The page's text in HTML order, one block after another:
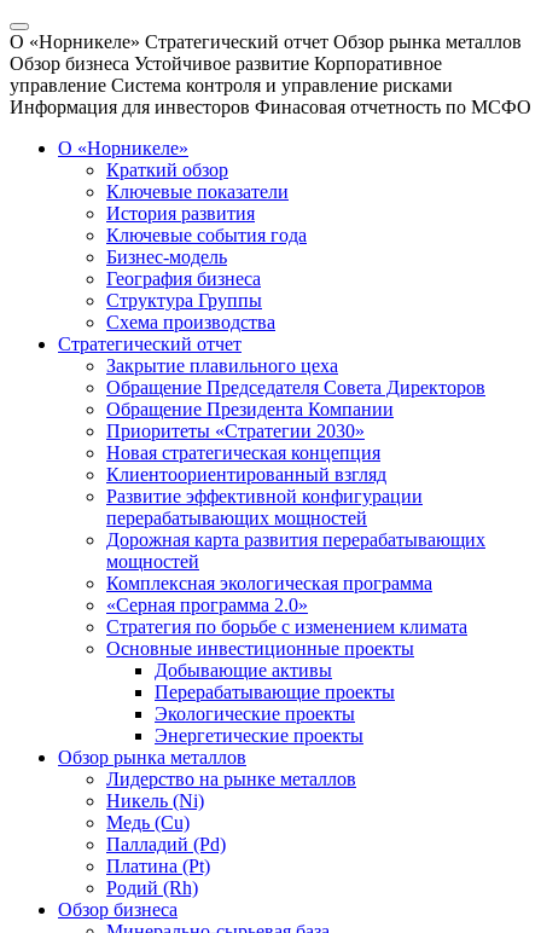
О «Норникеле» Стратегический отчет Обзор рынка металлов
Обзор бизнеса Устойчивое развитие Корпоративное
управление Система контроля и управление рисками
Информация для инвесторов Финасовая отчетность по МСФО
О «Норникеле»
Краткий обзор
Ключевые показатели
История развития
Ключевые события года
Бизнес-модель
География бизнеса
Структура Группы
Схема производства
Стратегический отчет
Закрытие плавильного цеха
Обращение Председателя Совета Директоров
Обращение Президента Компании
Приоритеты «Стратегии 2030»
Новая стратегическая концепция
Клиентоориентированный взгляд
Развитие эффективной конфигурации
перерабатывающих мощностей
Дорожная карта развития перерабатывающих
мощностей
Комплексная экологическая программа
«Серная программа 2.0»
Стратегия по борьбе с изменением климата
Основные инвестиционные проекты
Добывающие активы
Перерабатывающие проекты
Экологические проекты
Энергетические проекты
Обзор рынка металлов
Лидерство на рынке металлов
Никель (Ni)
Медь (Cu)
Палладий (Pd)
Платина (Pt)
Родий (Rh)
Обзор бизнеса